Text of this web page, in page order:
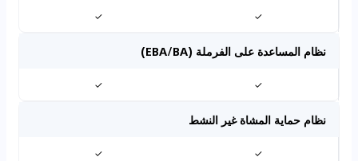
✓
✓
نظام المساعدة على الفرملة (EBA/BA)
✓
✓
نظام حماية المشاة غير النشط
✓
✓